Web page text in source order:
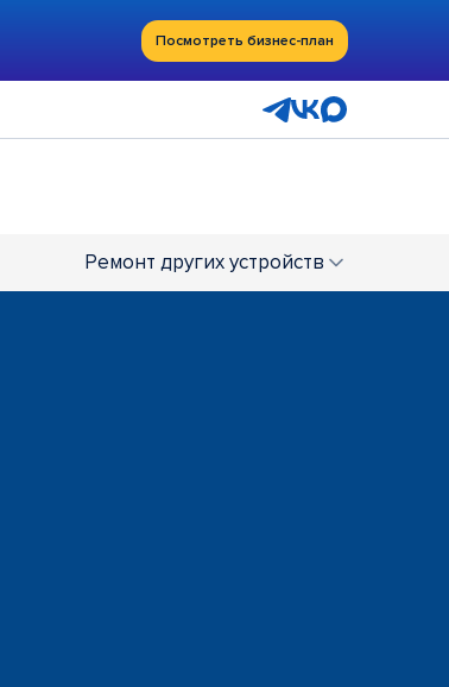
Посмотреть бизнес-план
Ремонт других устройств